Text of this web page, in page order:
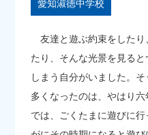
愛知淑徳中学校
友達と遊ぶ約束をしたり
たり、そんな光景を見る
しまう自分がいました。
多くなったのは、やはり
では、ごくたまに遊びに